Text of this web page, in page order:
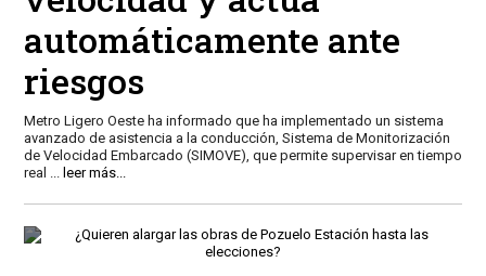
automáticamente ante
riesgos
Metro Ligero Oeste ha informado que ha implementado un sistema
avanzado de asistencia a la conducción, Sistema de Monitorización
de Velocidad Embarcado (SIMOVE), que permite supervisar en tiempo
real ... leer más...